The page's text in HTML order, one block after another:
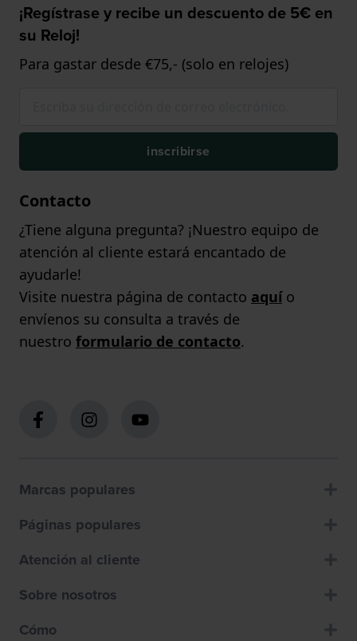
¡Regístrase y recibe un descuento de 5€ en
su Reloj!
Para gastar desde €75,- (solo en relojes)
inscribirse
Contacto
¿Tiene alguna pregunta? ¡Nuestro equipo de
atención al cliente estará encantado de
ayudarle!
Visite nuestra página de contacto aquío
envíenos su consulta a través de
nuestro formulario de contacto.
Marcas populares
Páginas populares
Atención al cliente
Sobre nosotros
Cómo